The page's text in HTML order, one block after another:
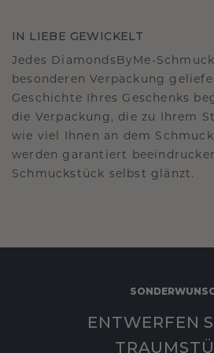
IN LIEBE GEWICKELT
Jedes DiamondsByMe-
besonderen Verpackung
Geschichte Ihres Geschenks
die Verpackung, die zu Ihrem
wie viel Ihnen an dem
werden garantiert
Schmuckstück selbst glänzt.
ENTWERFEN